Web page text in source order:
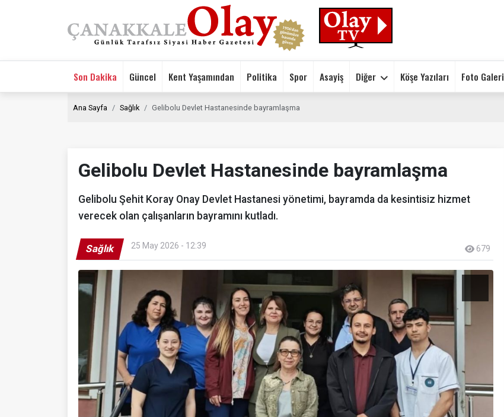
Son Dakika Güncel Kent Yaşamından Politika Spor Asayiş Diğer Köşe Yazıları Foto Galeri
Ana Sayfa Sağlık Gelibolu Devlet Hastanesinde bayramlaşma
Gelibolu Devlet Hastanesinde bayramlaşma
Gelibolu Şehit Koray Onay Devlet Hastanesi yönetimi, bayramda da kesintisiz hizmet
verecek olan çalışanların bayramını kutladı.
Sağlık 25 May 2026 - 12:39 679